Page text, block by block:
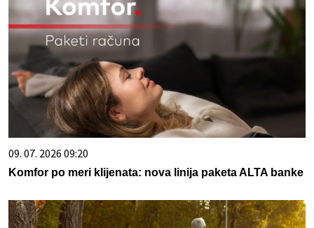
09. 07. 2026 09:20
Komfor po meri klijenata: nova linija paketa ALTA banke